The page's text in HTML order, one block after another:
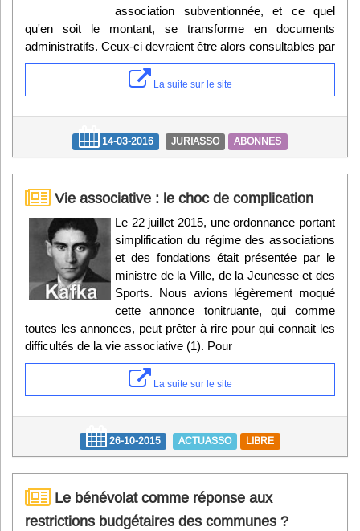
association subventionnée, et ce quel
qu'en soit le montant, se transforme en documents
administratifs. Ceux-ci devraient être alors consultables par
La suite sur le site
14-03-2016 JURIASSO ABONNES
Vie associative : le choc de complication
Le 22 juillet 2015, une ordonnance portant
simplification du régime des associations
et des fondations était présentée par le
ministre de la Ville, de la Jeunesse et des
Sports. Nous avions légèrement moqué
cette annonce tonitruante, qui comme
toutes les annonces, peut prêter à rire pour qui connait les
difficultés de la vie associative (1). Pour
La suite sur le site
26-10-2015 ACTUASSO LIBRE
Le bénévolat comme réponse aux
restrictions budgétaires des communes ?